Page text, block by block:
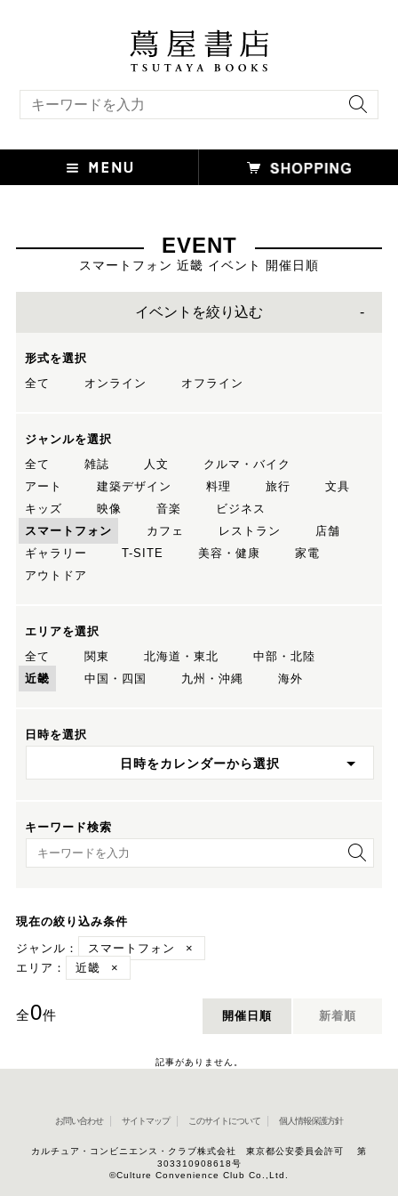
EVENT
スマートフォン 近畿 イベント 開催日順
イベントを絞り込む
形式を選択
全て
オンライン オフライン
ジャンルを選択
全て
雑誌 人文
クルマ・バイク
アート
建築デザイン 料理 旅行
文具
キッズ
映像 音楽
ビジネス
スマートフォン
カフェ レストラン
店舗
ギャラリー
T-SITE 美容・健康
家電
アウトドア
エリアを選択
全て
関東 北海道・東北
中部・北陸
近畿
中国・四国 九州・沖縄 海外
日時を選択
日時をカレンダーから選択
キーワード検索
キーワード検索
現在の絞り込み条件
ジャンル：
スマートフォン
×
エリア：
近畿 ×
全0件 開催日順 新着順
記事がありません。
お問い合わせ サイトマップ このサイトについて 個人情報保護方針
カルチュア・コンビニエンス・クラブ株式会社 東京都公安委員会許可 第
303310908618号
©Culture Convenience Club Co.,Ltd.